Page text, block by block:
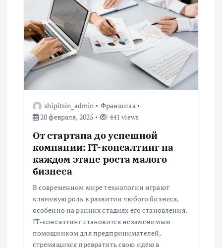
и
я
п
shipitsin_admin
Франшиза
20 февраля, 2025
441 views
От стартапа до успешной
компании: IT-консалтинг на
каждом этапе роста малого
бизнеса
В современном мире технологии играют
ключевую роль в развитии любого бизнеса,
особенно на ранних стадиях его становления.
IT-консалтинг становится незаменимым
помощником для предпринимателей,
стремящихся превратить свою идею в